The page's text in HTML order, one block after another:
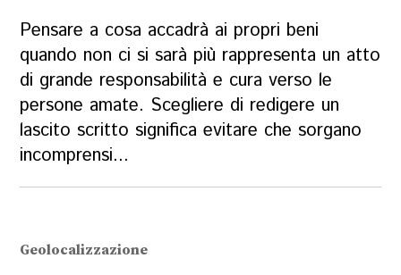
Pensare a cosa accadrà ai propri beni
quando non ci si sarà più rappresenta un atto
di grande responsabilità e cura verso le
persone amate. Scegliere di redigere un
lascito scritto significa evitare che sorgano
incomprensi...
Geolocalizzazione